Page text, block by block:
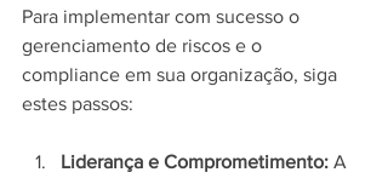
Para implementar com sucesso o
gerenciamento de riscos e o
compliance em sua organização, siga
estes passos:
Liderança e Comprometimento: A